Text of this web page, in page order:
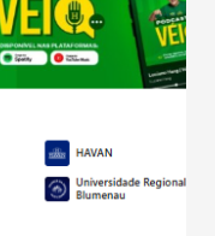
dos anos recentes.
de 2025, 40% dos
e outros 40%
de
19%, pouco abaixo
1% não existiam em
também